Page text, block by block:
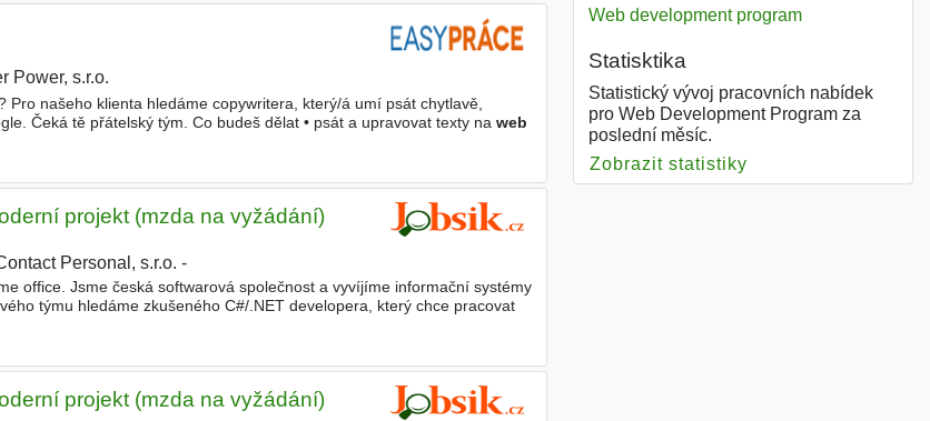
Power, s.r.o.
Pro našeho klienta hledáme copywritera, který/á umí psát chytlavě,
Čeká tě přátelský tým. Co budeš dělat • psát a upravovat texty na web
projekt (mzda na vyžádání)
Personal, s.r.o. -
office. Jsme česká softwarová společnost a vyvíjíme informační systémy
týmu hledáme zkušeného C#/.NET developera, který chce pracovat
projekt (mzda na vyžádání)
Web development program
Statisktika
Statistický vývoj pracovních nabídek
pro Web Development Program za
poslední měsíc.
Zobrazit statistiky